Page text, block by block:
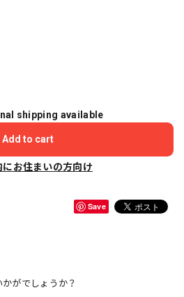
shipping available
Add to cart
にお住まいの方向け
Save
がでしょうか？